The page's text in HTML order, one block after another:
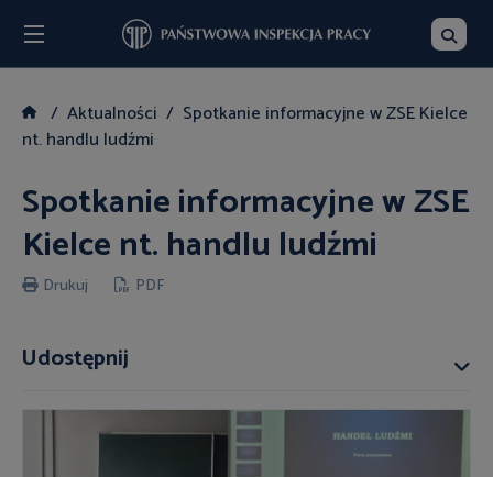
Aktualności
Spotkanie informacyjne w ZSE Kielce
nt. handlu ludźmi
Spotkanie informacyjne w ZSE
Kielce nt. handlu ludźmi
Drukuj PDF
Udostępnij
Szukaj